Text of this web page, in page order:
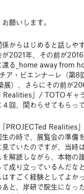
お願いします。
係からはじめると話しや
が2021年、その前が
還る_home away from
ア・ビエンナーレ（第8
展）、さらにその前が
Realities」/ TOTOギャ
回、関わらせてもらっ
PROJECTed Realities
生の時で、展覧会の準備
見ていたのですが、当時
解読しながら、本物の
て成り立っているんだな
すごく経験としてよか
と、岸研で院生になっ